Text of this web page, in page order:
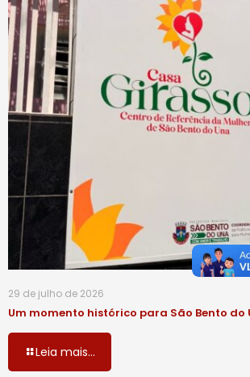
29 de julho de 2026
Um momento histórico para São Bento do
Leia mais...